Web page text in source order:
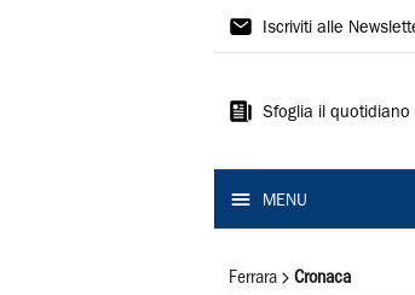
La
Ferrara
Iscriviti alle
Sfoglia il quotidiano
MENU
Ferrara Cronaca